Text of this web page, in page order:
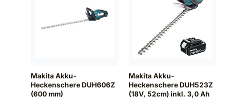
Makita Akku-
Heckenschere DUH606Z
(600 mm)
Makita Akku-
Heckenschere DUH523Z
(18V, 52cm) inkl. 3,0 Ah